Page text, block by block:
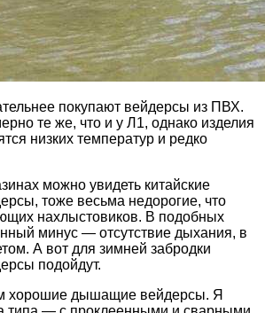
покупают вейдерсы из ПВХ.
те же, что и у Л1, однако изделия
низких температур и редко
можно увидеть китайские
тоже весьма недорогие, что
нахлыстовиков. В подобных
минус — отсутствие дыхания, в
А вот для зимней забродки
подойдут.
хорошие дышащие вейдерсы. Я